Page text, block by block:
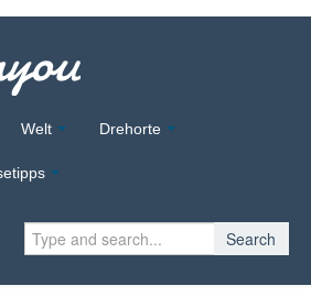
Welt Drehorte
Search